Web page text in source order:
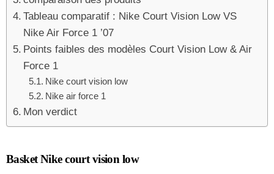
Tableau comparatif : Nike Court Vision Low VS
Nike Air Force 1 ’07
Points faibles des modèles Court Vision Low & Air
Force 1
Nike court vision low
Nike air force 1
Mon verdict
Basket Nike court vision low